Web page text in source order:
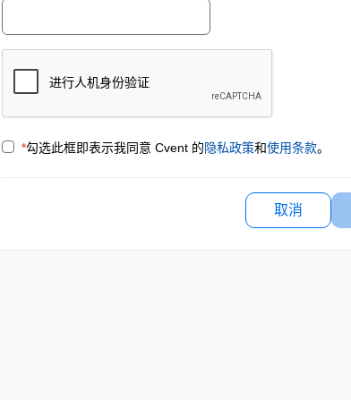
*勾选此框即表示我同意 Cvent 的隐私政策和使用条款。
取消